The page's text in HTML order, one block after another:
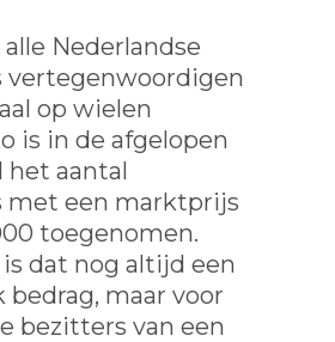
Nederlandse
op wielen
is in de afgelopen
het aantal
met een marktprijs
toegenomen.
dat nog altijd een
bedrag, maar voor
bezitters van een